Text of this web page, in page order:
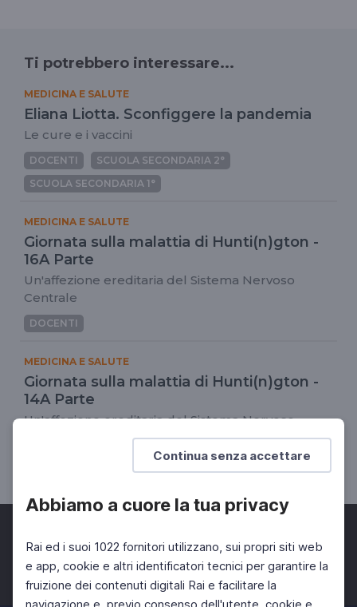
Continua senza accettare
Abbiamo a cuore la tua privacy
Rai ed i suoi 1022 fornitori utilizzano, sui propri siti web
e app, cookie e altri identificatori tecnici per garantire la
fruizione dei contenuti digitali Rai e facilitare la
Ti potrebbero interessare...
MEDICINA E SALUTE
Eliana Liotta. Sconfiggere la pandemia
Le cure e i vaccini
DOCENTI
SCUOLA SECONDARIA 2°
SCUOLA SECONDARIA 1°
MEDICINA E SALUTE
Giornata sulla malattia di Hunti(n)gton -
16A Parte
Un'affezione ereditaria del Sistema Nervoso
Centrale
DOCENTI
MEDICINA E SALUTE
Giornata sulla malattia di Hunti(n)gton -
14A Parte
Un'affezione ereditaria del Sistema Nervoso
Facebook Twitter Instagram